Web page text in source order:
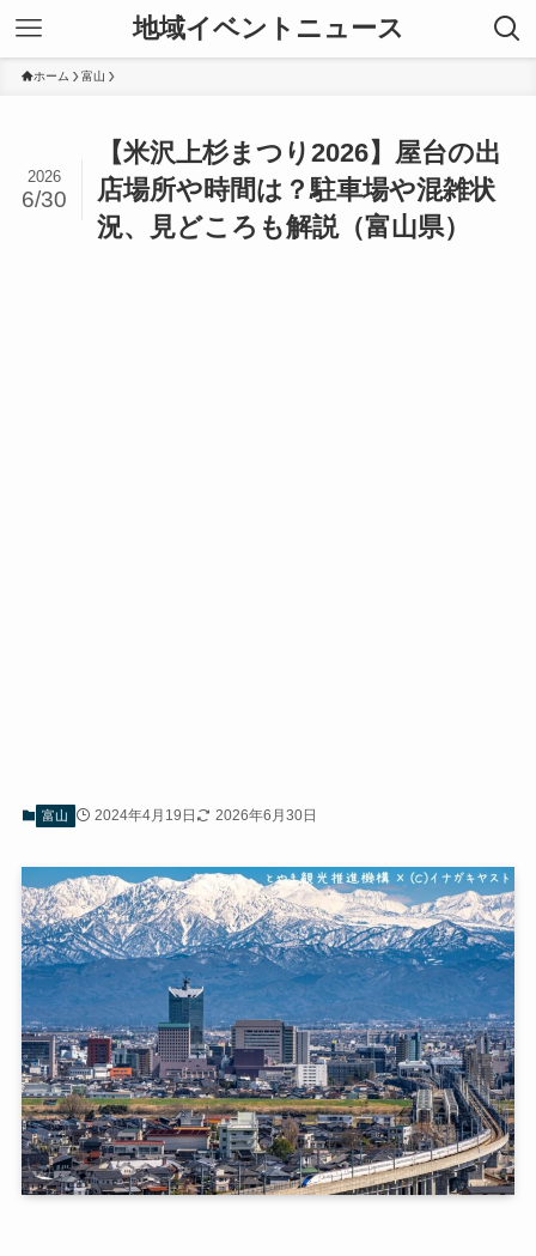
地域イベントニュース
ホーム 富山
【米沢上杉まつり2026】屋台の出
店場所や時間は？駐車場や混雑状
況、見どころも解説（富山県）
2026
6/30
富山 2024年4月19日 2026年6月30日